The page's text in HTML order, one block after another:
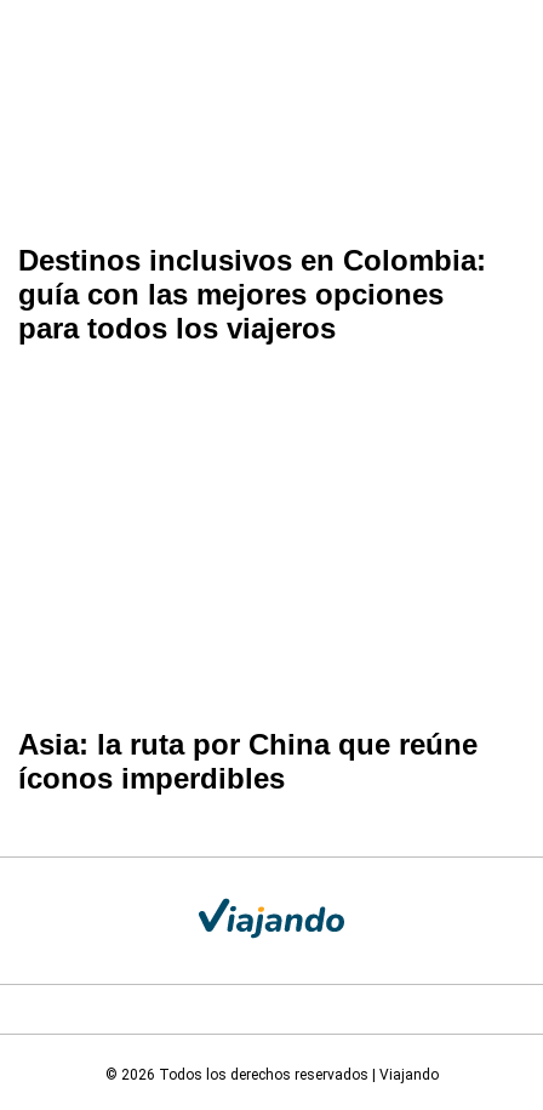
Destinos inclusivos en Colombia:
guía con las mejores opciones
para todos los viajeros
Asia: la ruta por China que reúne
íconos imperdibles
© 2026 Todos los derechos reservados | Viajando